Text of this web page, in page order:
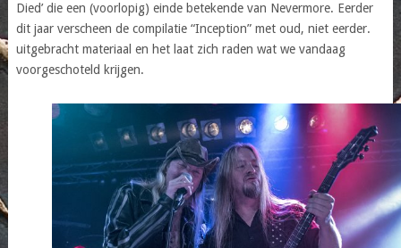
Died’ die een (voorlopig) einde betekende van Nevermore. Eerder
dit jaar verscheen de compilatie “Inception” met oud, niet eerder.
uitgebracht materiaal en het laat zich raden wat we vandaag
voorgeschoteld krijgen.